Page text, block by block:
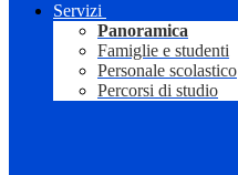
Servizi
Panoramica
Famiglie e studenti
Personale scolastico
Percorsi di studio